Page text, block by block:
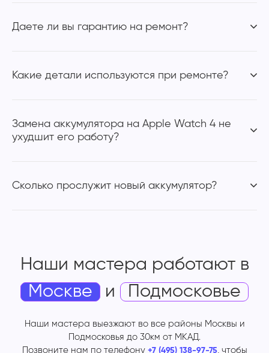
Даете ли вы гарантию на ремонт?
Какие детали используются при ремонте?
Замена аккумулятора на Apple Watch 4 не
ухудшит его работу?
Сколько прослужит новый аккумулятор?
Наши мастера работают в
Москве
и Подмосковье
Наши мастера выезжают во все районы Москвы и
Подмосковья до 30км от МКАД.
Позвоните нам по телефону +7 (495) 138-97-75, чтобы